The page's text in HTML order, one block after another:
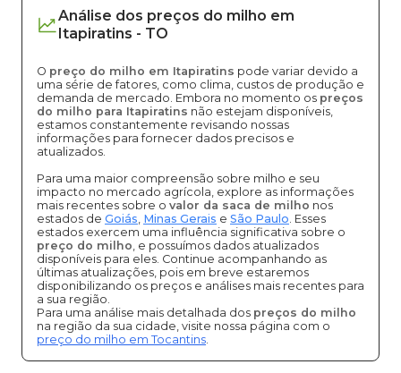
Análise dos preços do milho em
Itapiratins - TO
O preço do milho em Itapiratins pode variar devido a
uma série de fatores, como clima, custos de produção e
demanda de mercado. Embora no momento os preços
do milho para Itapiratins não estejam disponíveis,
estamos constantemente revisando nossas
informações para fornecer dados precisos e
atualizados.
Para uma maior compreensão sobre milho e seu
impacto no mercado agrícola, explore as informações
mais recentes sobre o valor da saca de milho nos
estados de Goiás, Minas Gerais e São Paulo. Esses
estados exercem uma influência significativa sobre o
preço do milho, e possuímos dados atualizados
disponíveis para eles. Continue acompanhando as
últimas atualizações, pois em breve estaremos
disponibilizando os preços e análises mais recentes para
a sua região.
Para uma análise mais detalhada dos preços do milho
na região da sua cidade, visite nossa página com o
preço do milho em Tocantins.